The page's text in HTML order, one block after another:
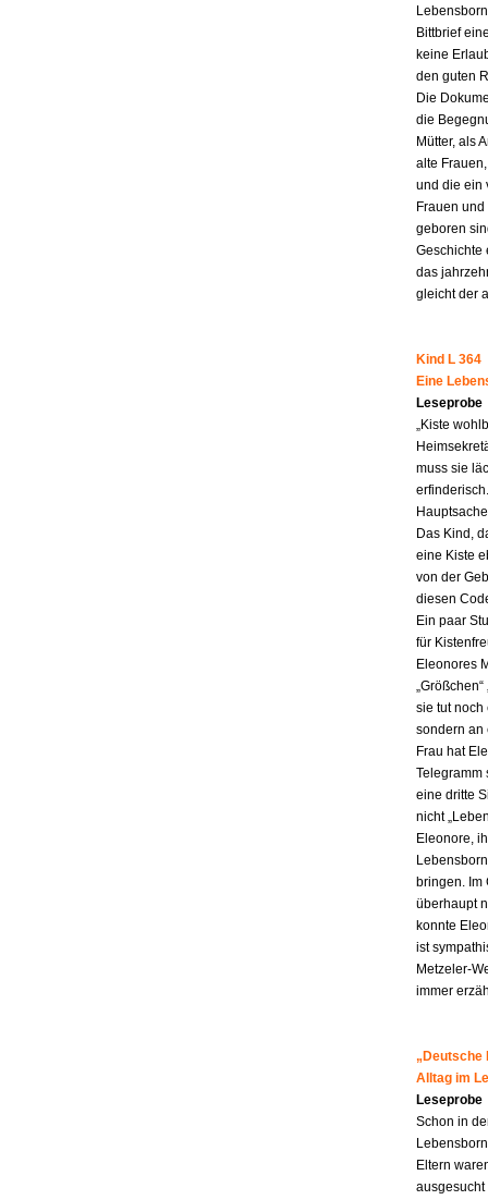
Bittbrief
keine
den guten
Die
die
Mütter, als
alte
und die ein
Frauen
geboren
Geschichte
das
gleicht der
Kind L 364
Eine
Leseprobe
„Kiste
muss sie
Das Kind,
eine Kiste
von der
diesen
Ein paar
für
Eleonores
sie tut noch
sondern an
Frau hat
Telegramm
eine dritte
nicht
Eleonore,
bringen. Im
überhaupt
konnte
ist
Metzeler-
immer
„Deutsche
Alltag im
Leseprobe
Schon in
Eltern